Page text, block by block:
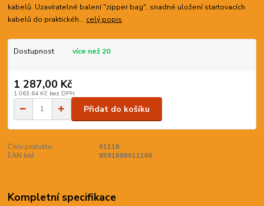
kabelů. Uzavíratelné balení "zipper bag", snadné uložení startovacích
kabelů do praktickéh... celý popis
Dostupnost více než 20
1 287,00 Kč
1 063,64 Kč bez DPH
Přidat do košíku
Číslo produktu:
01116
EAN kód:
8591686011166
Kompletní specifikace